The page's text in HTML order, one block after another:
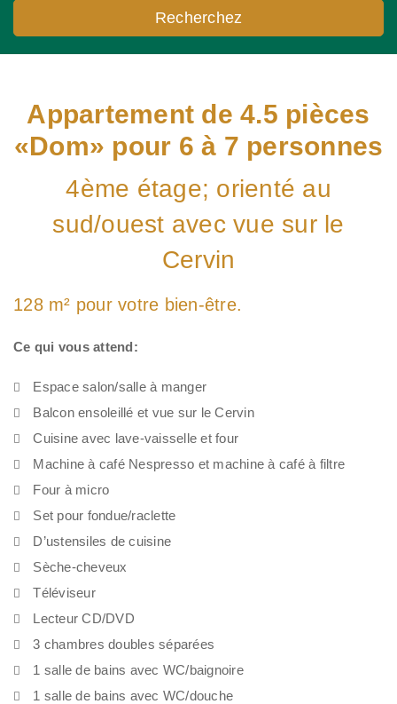
Appartement de 4.5 pièces
«Dom» pour 6 à 7 personnes
4ème étage; orienté au
sud/ouest avec vue sur le
Cervin
128 m² pour votre bien-être.
Ce qui vous attend:
Espace salon/salle à manger
Balcon ensoleillé et vue sur le Cervin
Cuisine avec lave-vaisselle et four
Machine à café Nespresso et machine à café à filtre
Four à micro
Set pour fondue/raclette
D’ustensiles de cuisine
Sèche-cheveux
Téléviseur
Lecteur CD/DVD
3 chambres doubles séparées
1 salle de bains avec WC/baignoire
1 salle de bains avec WC/douche